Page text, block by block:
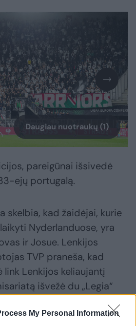
My Personal Information
Daugiau nuotraukų (1)
pareigūnai išsivedė
ejų portugalą.
skelbia, kad žaidėjai, kurie
Nyderlanduose, yra
ir Josue. Lenkijos
TVP praneša, kad
Lenkijos keliaujantį
išvežė du „Legia“